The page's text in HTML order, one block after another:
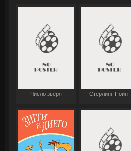
Число зверя Стерлинг-Поинт